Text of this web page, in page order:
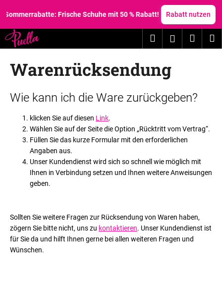
Inhalt
Frische Schuhe mit 50 % Rabatt! Rabatt nutzen
SuchenLogin
Warenrücksendung
L
r
t
i
k
Wie kann ich die Ware zurückgeben?
klicken Sie auf diesen Link.
Wählen Sie auf der Seite die Option „Rücktritt vom Vertrag“.
Füllen Sie das kurze Formular mit den erforderlichen
Angaben aus.
Unser Kundendienst wird sich so schnell wie möglich mit
Ihnen in Verbindung setzen und Ihnen weitere Anweisungen
geben.
Sollten Sie weitere Fragen zur Rücksendung von Waren haben,
zögern Sie bitte nicht, uns zu kontaktieren. Unser Kundendienst ist
für Sie da und hilft Ihnen gerne bei allen weiteren Fragen und
Wünschen.
r
e zum
zum
W
a
s
s
u